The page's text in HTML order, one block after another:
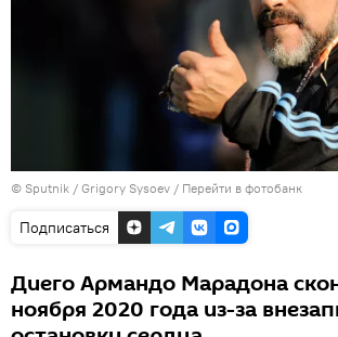
© Sputnik / Grigory Sysoev / Перейти в фотобанк
Подписаться
Диего Армандо Марадона
ноября 2020 года из-за